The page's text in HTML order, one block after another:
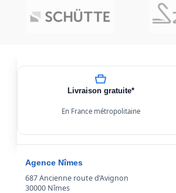
Livraison gratuite*
En France métropolitaine
Agence Nîmes
687 Ancienne route d’Avignon
30000 Nîmes